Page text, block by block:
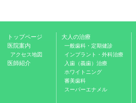
トップページ
医院案内
アクセス地図
医師紹介
大人の治療
一般歯科・定期健診
インプラント・外科治療
入歯（義歯）治療
ホワイトニング
審美歯科
スーパーエナメル